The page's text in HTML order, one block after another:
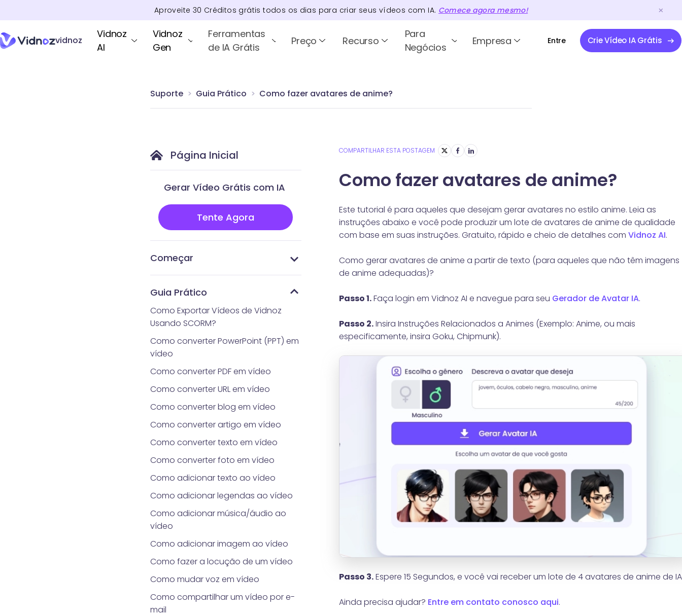
Aproveite 30 Créditos grátis todos os dias para criar seus vídeos com IA. Comece agora mesmo!
vidnoz
Vidnoz
AI
Vidnoz
Gen
Ferramentas
de IA Grátis
Preço Recurso
Para
Negócios
Empresa Entre Crie Vídeo IA Grátis
Suporte Guia Prático Como fazer avatares de anime?
Página Inicial
Gerar Vídeo Grátis com IA
Tente Agora
Começar
Gerador de Headshot?
Guia Prático
Como Exportar Vídeos de Vidnoz
Usando SCORM?
Como converter PowerPoint (PPT) em
vídeo
Como converter PDF em vídeo
Como converter URL em vídeo
Como converter blog em vídeo
Como converter artigo em vídeo
Como converter texto em vídeo
Como converter foto em vídeo
Como adicionar texto ao vídeo
Como adicionar legendas ao vídeo
Como adicionar música/áudio ao
vídeo
Como adicionar imagem ao vídeo
Como fazer a locução de um vídeo
Como mudar voz em vídeo
Como compartilhar um vídeo por e-
mail
COMPARTILHAR ESTA POSTAGEM
Como fazer avatares de anime?
Este tutorial é para aqueles que desejam gerar avatares no estilo anime. Leia as
instruções abaixo e você pode produzir um lote de avatares de anime de qualidade
com base em suas instruções. Gratuito, rápido e cheio de detalhes com Vidnoz AI.
Como gerar avatares de anime a partir de texto (para aqueles que não têm imagens
de anime adequadas)?
Passo 1.Faça login em Vidnoz AI e navegue para seu Gerador de Avatar IA.
Passo 2.Insira Instruções Relacionados a Animes (Exemplo: Anime, ou mais
especificamente, insira Goku, Chipmunk).
Passo 3.Espere 15 Segundos, e você vai receber um lote de 4 avatares de anime de
Ainda precisa ajudar? Entre em contato conosco aqui.